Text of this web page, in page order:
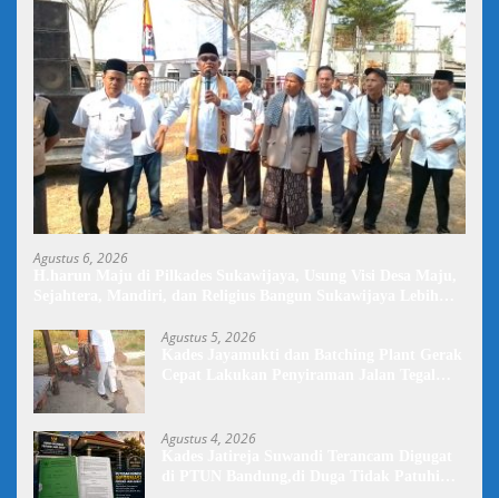
Agustus 6, 2026
Agustus 5, 2026
Agustus 4, 2026